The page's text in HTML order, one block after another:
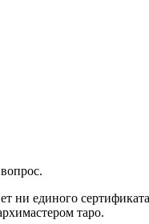
ни единого
таро.